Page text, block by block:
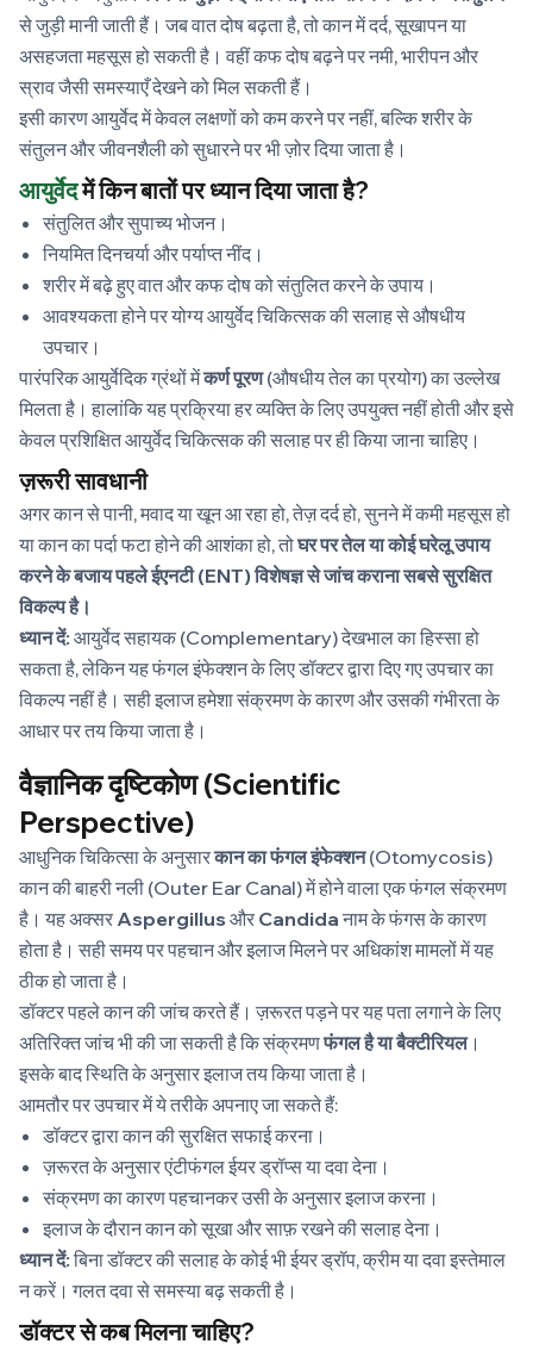
से जुड़ी मानी जाती हैं। जब वात दोष बढ़ता है, तो कान में दर्द, सूखापन या
असहजता महसूस हो सकती है। वहीं कफ दोष बढ़ने पर नमी, भारीपन और
स्राव जैसी समस्याएँ देखने को मिल सकती हैं।
इसी कारण आयुर्वेद में केवल लक्षणों को कम करने पर नहीं, बल्कि शरीर के
संतुलन और जीवनशैली को सुधारने पर भी ज़ोर दिया जाता है।
आयुर्वेदमें किन बातों पर ध्यान दिया जाता है?
संतुलित और सुपाच्य भोजन।
नियमित दिनचर्या और पर्याप्त नींद।
शरीर में बढ़े हुए वात और कफ दोष को संतुलित करने के उपाय।
आवश्यकता होने पर योग्य आयुर्वेद चिकित्सक की सलाह से औषधीय
उपचार।
पारंपरिक आयुर्वेदिक ग्रंथों मेंकर्ण पूरण(औषधीय तेल का प्रयोग) का उल्लेख
मिलता है। हालांकि यह प्रक्रिया हर व्यक्ति के लिए उपयुक्त नहीं होती और इसे
केवल प्रशिक्षित आयुर्वेद चिकित्सक की सलाह पर ही किया जाना चाहिए।
ज़रूरी सावधानी
अगर कान से पानी, मवाद या खून आ रहा हो, तेज़ दर्द हो, सुनने में कमी महसूस हो
या कान का पर्दा फटा होने की आशंका हो, तोघर पर तेल या कोई घरेलू उपाय
करने के बजाय पहले ईएनटी (ENT) विशेषज्ञ से जांच कराना सबसे सुरक्षित
विकल्प है।
ध्यान दें: आयुर्वेद सहायक (Complementary) देखभाल का हिस्सा हो
सकता है, लेकिन यह फंगल इंफेक्शन के लिए डॉक्टर द्वारा दिए गए उपचार का
विकल्प नहीं है। सही इलाज हमेशा संक्रमण के कारण और उसकी गंभीरता के
आधार पर तय किया जाता है।
वैज्ञानिक दृष्टिकोण (Scientific
Perspective)
आधुनिक चिकित्सा के अनुसारकान का फंगल इंफेक्शन(Otomycosis)
कान की बाहरी नली (Outer Ear Canal) में होने वाला एक फंगल संक्रमण
है। यह अक्सर Aspergillus और Candida नाम के फंगस के कारण
होता है। सही समय पर पहचान और इलाज मिलने पर अधिकांश मामलों में यह
ठीक हो जाता है।
डॉक्टर पहले कान की जांच करते हैं। ज़रूरत पड़ने पर यह पता लगाने के लिए
अतिरिक्त जांच भी की जा सकती है कि संक्रमणफंगल है या बैक्टीरियल।
इसके बाद स्थिति के अनुसार इलाज तय किया जाता है।
आमतौर पर उपचार में ये तरीके अपनाए जा सकते हैं:
डॉक्टर द्वारा कान की सुरक्षित सफाई करना।
ज़रूरत के अनुसार एंटीफंगल ईयर ड्रॉप्स या दवा देना।
संक्रमण का कारण पहचानकर उसी के अनुसार इलाज करना।
इलाज के दौरान कान को सूखा और साफ़ रखने की सलाह देना।
ध्यान दें: बिना डॉक्टर की सलाह के कोई भी ईयर ड्रॉप, क्रीम या दवा इस्तेमाल
न करें। गलत दवा से समस्या बढ़ सकती है।
डॉक्टर से कब मिलना चाहिए?